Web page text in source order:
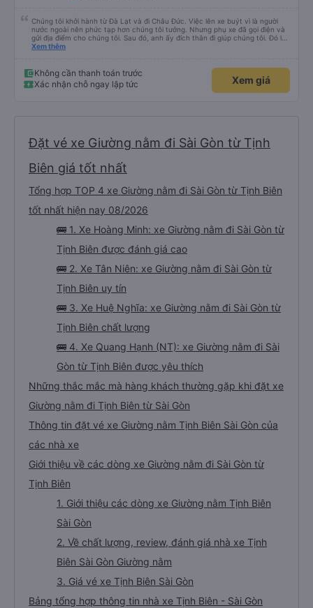
Chúng tôi khởi hành từ Đà Lạt và đi Châu Đức. Việc lên xe buýt vì là người
nước ngoài nên phức tạp hơn chúng tôi tưởng. Nhưng phụ xe đã gọi điện và
gửi địa điểm cho chúng tôi. Sau đó, anh ấy đích thân đi giúp chúng tôi. Đó là
lần đầu tiên đi xe giường nằm với hai đứa trẻ nhỏ khá thú vị. Chúng tôi không
điểm dừng, họ đánh thức chúng tôi dậy và đảm bảo chúng tôi đã sẵn sàng.
Nhìn chung, đó là một trải nghiệm tốt. Mỗi giường đều có gối và chăn, và đủ
chỗ cho 1 người lớn và 1 trẻ em nằm thoải mái.
Xem thêm
Không cần thanh toán trước
Xác nhận chỗ ngay lập tức
Xem giá
Đặt vé xe Giường nằm đi Sài Gòn từ Tịnh
Biên giá tốt nhất
Tổng hợp TOP 4 xe Giường nằm đi Sài Gòn từ Tịnh Biên
tốt nhất hiện nay 08/2026
🚌 1. Xe Hoàng Minh: xe Giường nằm đi Sài Gòn từ
Tịnh Biên được đánh giá cao
🚌 2. Xe Tân Niên: xe Giường nằm đi Sài Gòn từ
Tịnh Biên uy tín
🚌 3. Xe Huệ Nghĩa: xe Giường nằm đi Sài Gòn từ
Tịnh Biên chất lượng
🚌 4. Xe Quang Hạnh (NT): xe Giường nằm đi Sài
Gòn từ Tịnh Biên được yêu thích
Những thắc mắc mà hàng khách thường gặp khi đặt xe
Giường nằm đi Tịnh Biên từ Sài Gòn
Thông tin đặt vé xe Giường nằm Tịnh Biên Sài Gòn của
các nhà xe
Giới thiệu về các dòng xe Giường nằm đi Sài Gòn từ
Tịnh Biên
1. Giới thiệu các dòng xe Giường nằm Tịnh Biên
Sài Gòn
2. Về chất lượng, review, đánh giá nhà xe Tịnh
Biên Sài Gòn Giường nằm
3. Giá vé xe Tịnh Biên Sài Gòn
Bảng tổng hợp thông tin nhà xe Tịnh Biên - Sài Gòn